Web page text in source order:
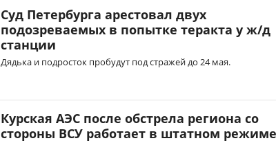
Суд Петербурга арестовал двух
подозреваемых в попытке теракта у ж/д
станции
Дядька и подросток пробудут под стражей до 24 мая.
Курская АЭС после обстрела региона со
стороны ВСУ работает в штатном режиме